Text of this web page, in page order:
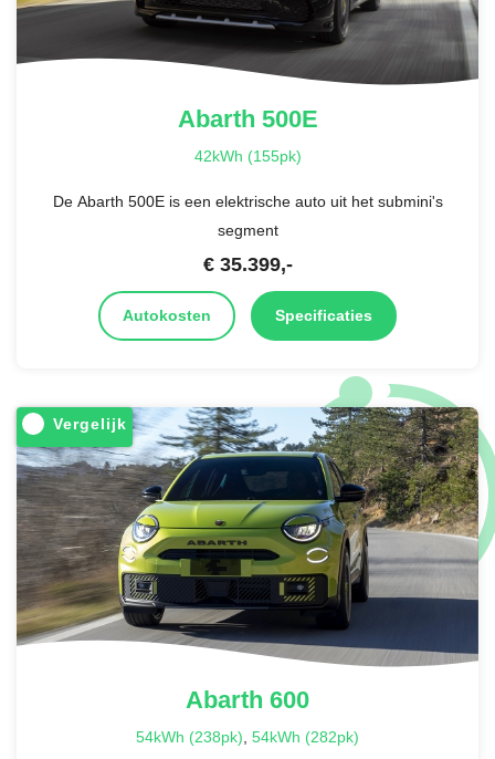
Abarth 500E
42kWh (155pk)
De Abarth 500E is een elektrische auto uit het submini's
segment
€ 35.399,-
Autokosten Specificaties
Vergelijk
Abarth 600
54kWh (238pk), 54kWh (282pk)